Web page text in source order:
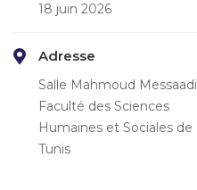
18 juin 2026
Adresse
Salle Mahmoud Messaadi
Faculté des Sciences
Humaines et Sociales de
Tunis